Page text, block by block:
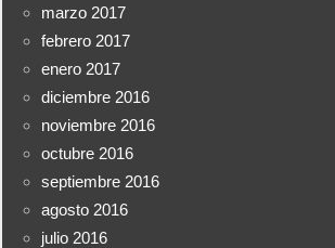
marzo 2017
febrero 2017
enero 2017
diciembre 2016
noviembre 2016
octubre 2016
septiembre 2016
agosto 2016
julio 2016